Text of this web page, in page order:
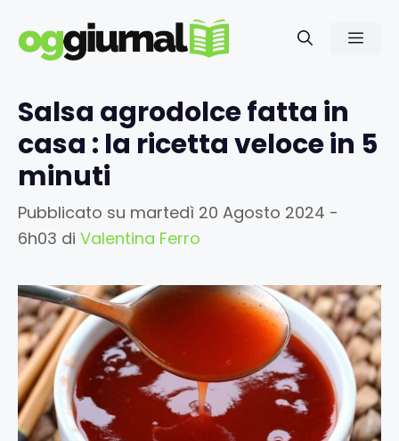
contenuto
Salsa agrodolce fatta in
casa : la ricetta veloce in 5
minuti
Pubblicato su martedì 20 Agosto 2024 -
6h03 di Valentina Ferro